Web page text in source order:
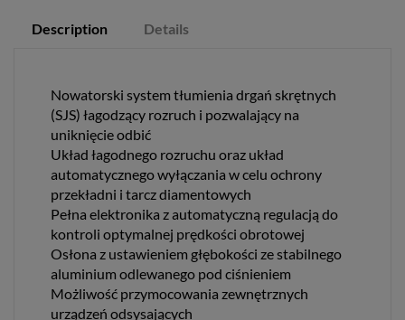
Description Details
Nowatorski system tłumienia drgań skrętnych
(SJS) łagodzący rozruch i pozwalający na
uniknięcie odbić
Układ łagodnego rozruchu oraz układ
automatycznego wyłączania w celu ochrony
przekładni i tarcz diamentowych
Pełna elektronika z automatyczną regulacją do
kontroli optymalnej prędkości obrotowej
Osłona z ustawieniem głębokości ze stabilnego
aluminium odlewanego pod ciśnieniem
Możliwość przymocowania zewnętrznych
urządzeń odsysających